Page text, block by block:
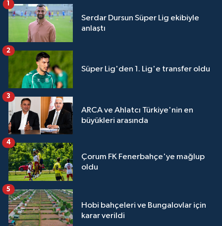
Serdar Dursun Süper Lig ekibiyle
anlaştı
Süper Lig'den 1. Lig'e transfer oldu
2
ARCA ve Ahlatcı Türkiye'nin en
büyükleri arasında
3
Çorum FK Fenerbahçe'ye mağlup
oldu
4
Hobi bahçeleri ve Bungalovlar için
karar verildi
5